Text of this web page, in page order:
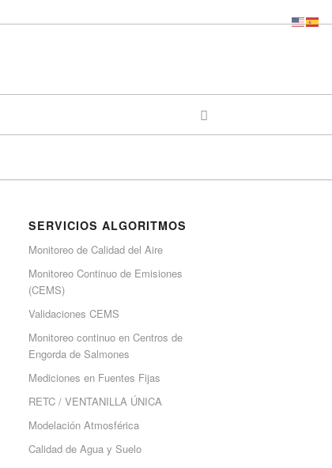
SERVICIOS ALGORITMOS
Monitoreo de Calidad del Aire
Monitoreo Continuo de Emisiones
(CEMS)
Validaciones CEMS
Monitoreo continuo en Centros de
Engorda de Salmones
Mediciones en Fuentes Fijas
RETC / VENTANILLA ÚNICA
Modelación Atmosférica
Calidad de Agua y Suelo